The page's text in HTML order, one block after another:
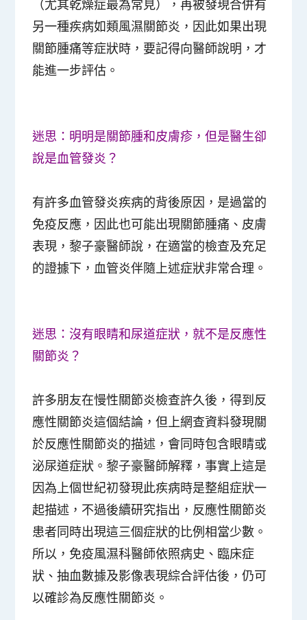
（尤其乾燥症最為常見），再被發現合併有
另一種疾病如類風濕關節炎，因此如果出現
關節腫痛等症狀時，要記得向醫師說明，才
能進一步評估。
迷思：明明是關節腫和皮膚疹，但是醫生卻
說是血管發炎？
有許多血管發炎疾病的背後原因，是過當的
免疫反應，因此也可能出現關節腫痛、皮膚
表現，黎子豪醫師說，在適當的檢查及充足
的證據下，血管炎伴隨上述症狀非常合理。
迷思：沒有眼睛和尿道症狀，就不是反應性
關節炎？
許多朋友在慢性關節炎檢查許久後，得到反
應性關節炎這個結論，但上網查資料發現關
於反應性關節炎的描述，會同時包含眼睛或
泌尿道症狀。黎子豪醫師解釋，事實上這是
因為上個世紀初發現此疾病時是整組症狀一
起描述，不過後續研究指出，反應性關節炎
患者同時出現這三個症狀的比例相當少數。
所以，免疫風濕科醫師依照病史、臨床症
狀、抽血數據及影像表現綜合評估後，仍可
以確診為反應性關節炎。